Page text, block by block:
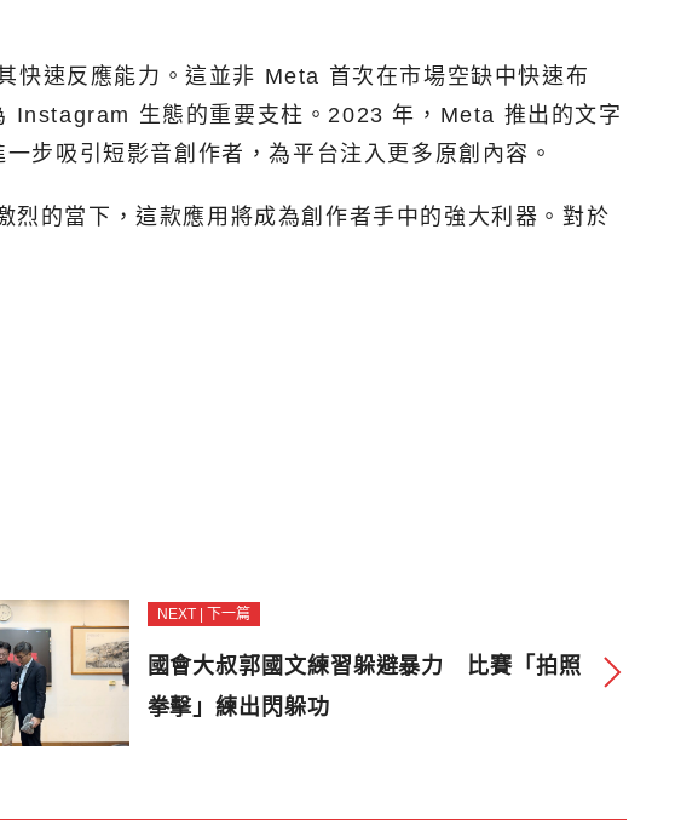
速反應能力。這並非 Meta 首次在市場空缺中快速布
生態的重要支柱。2023 年，Meta 推出的文字
吸引短影音創作者，為平台注入更多原創內容。
的當下，這款應用將成為創作者手中的強大利器。對於
NEXT | 下一篇
國會大叔郭國文練習躲避暴力 比賽「拍照
拳擊」練出閃躲功